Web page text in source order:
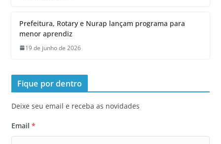
Prefeitura, Rotary e Nurap lançam programa para
menor aprendiz
19 de junho de 2026
Fique por dentro
Deixe seu email e receba as novidades
Email *